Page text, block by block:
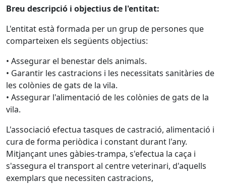
Breu descripció i objectius de l'entitat:
L'entitat està formada per un grup de persones que
comparteixen els següents objectius:
• Assegurar el benestar dels animals.
• Garantir les castracions i les necessitats sanitàries de
les colònies de gats de la vila.
• Assegurar l'alimentació de les colònies de gats de la
vila.
L'associació efectua tasques de castració, alimentació i
cura de forma periòdica i constant durant l'any.
Mitjançant unes gàbies-trampa, s'efectua la caça i
s'assegura el transport al centre veterinari, d'aquells
exemplars que necessiten castracions,